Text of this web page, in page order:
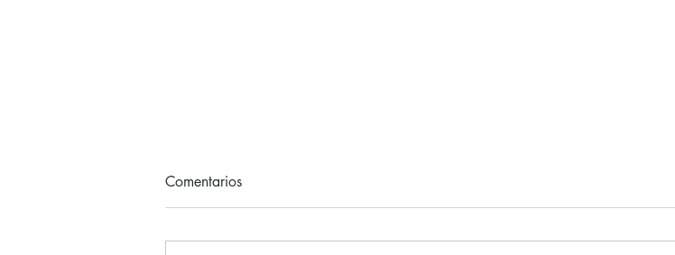
Comentarios